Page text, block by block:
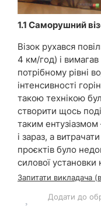
1.1 Саморушний
Візок рухався
4 км/год) і
потрібному рівні
інтенсивності
такою технікою
створити щось
таким
і зараз, а
проєктів було
силової
Запитати викладача
Додати до